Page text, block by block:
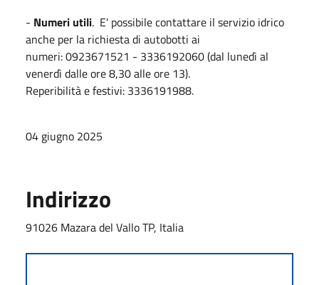
- Numeri utili. E' possibile contattare il servizio idrico
anche per la richiesta di autobotti ai
numeri: 0923671521 - 3336192060 (dal lunedì al
venerdì dalle ore 8,30 alle ore 13).
Reperibilità e festivi: 3336191988.
04 giugno 2025
Indirizzo
91026 Mazara del Vallo TP, Italia